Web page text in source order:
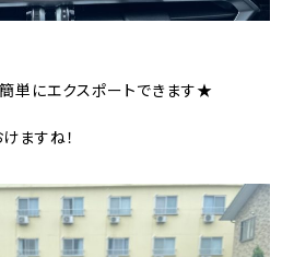
単にエクスポートできます★
ますね！